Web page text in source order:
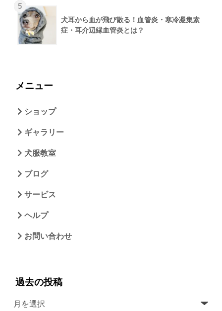
5
犬耳から血が飛び散る！血管炎・寒冷凝集素
症・耳介辺縁血管炎とは？
メニュー
ショップ
ギャラリー
犬服教室
ブログ
サービス
ヘルプ
お問い合わせ
過去の投稿